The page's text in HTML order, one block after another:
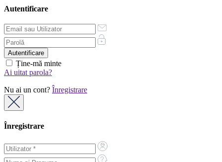
Autentificare
Ține-mă minte
Ai uitat parola?
Nu ai un cont? Înregistrare
Înregistrare